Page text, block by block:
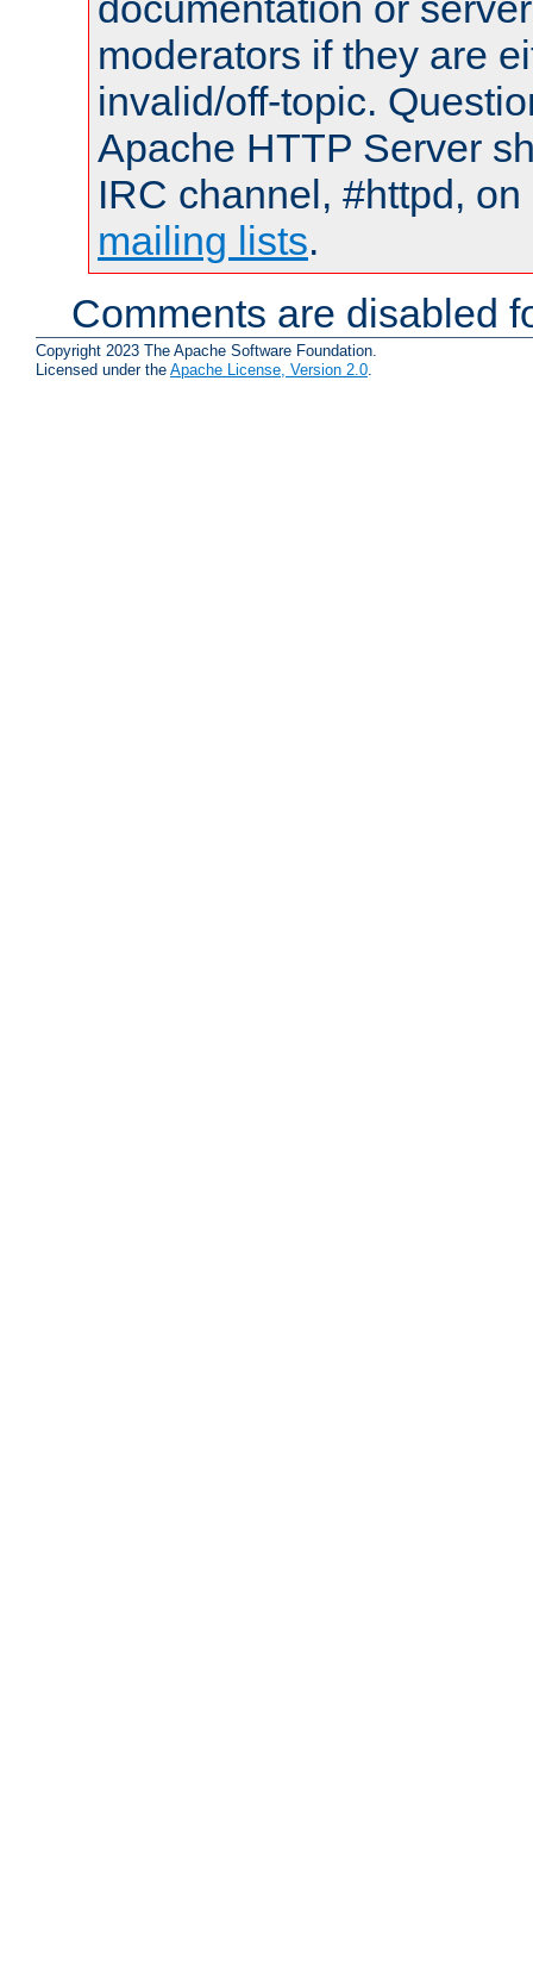
moderators if they are
invalid/off-topic.
Apache HTTP Server
IRC channel, #httpd,
mailing lists.
Comments are disabled
Copyright 2023 The Apache Software Foundation.
Licensed under the Apache License, Version 2.0